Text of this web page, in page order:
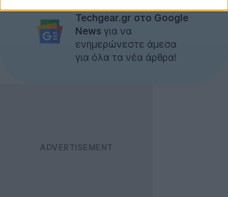
Techgear.gr στο Google
News για να
ενημερώνεστε άμεσα
για όλα τα νέα άρθρα!